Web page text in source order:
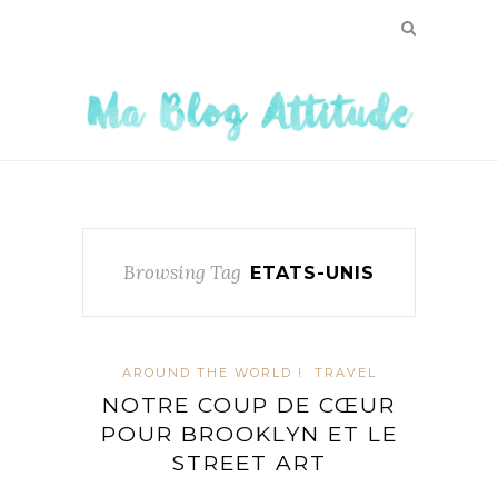
Browsing Tag ETATS-UNIS
AROUND THE WORLD ! TRAVEL
NOTRE COUP DE CŒUR
POUR BROOKLYN ET LE
STREET ART